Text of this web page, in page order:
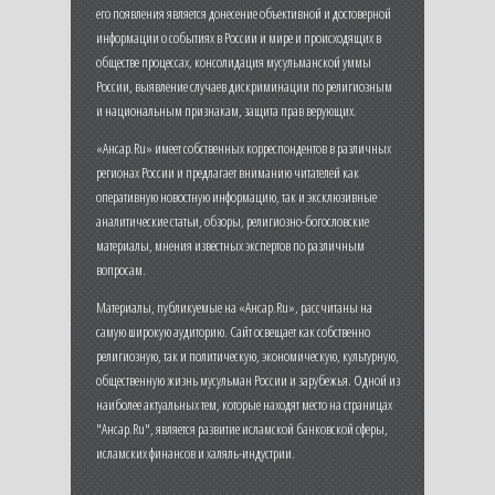
его появления является донесение объективной и достоверной
информации о событиях в России и мире и происходящих в
обществе процессах, консолидация мусульманской уммы
России, выявление случаев дискриминации по религиозным
и национальным признакам, защита прав верующих.
«Ансар.Ru» имеет собственных корреспондентов в различных
регионах России и предлагает вниманию читателей как
оперативную новостную информацию, так и эксклюзивные
аналитические статьи, обзоры, религиозно-богословские
материалы, мнения известных экспертов по различным
вопросам.
Материалы, публикуемые на «Ансар.Ru», рассчитаны на
самую широкую аудиторию. Сайт освещает как собственно
религиозную, так и политическую, экономическую, культурную,
общественную жизнь мусульман России и зарубежья. Одной из
наиболее актуальных тем, которые находят место на страницах
"Ансар.Ru", является развитие исламской банковской сферы,
исламских финансов и халяль-индустрии.